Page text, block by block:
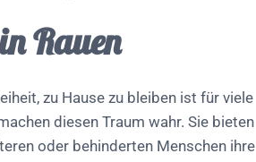
Rauen
zu Hause zu bleiben ist für viele
diesen Traum wahr. Sie bieten
oder behinderten Menschen ihre